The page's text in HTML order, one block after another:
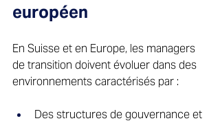
européen
En Suisse et en Europe, les managers
de transition doivent évoluer dans des
environnements caractérisés par :
Des structures de gouvernance et